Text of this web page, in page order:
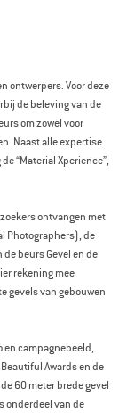
ontwerpers. Voor deze
de beleving van de
om zowel voor
Naast alle expertise
“Material Xperience”,
ontvangen met
Photographers), de
beurs Gevel en de
rekening mee
gevels van gebouwen
en campagnebeeld,
Awards en de
60 meter brede gevel
onderdeel van de